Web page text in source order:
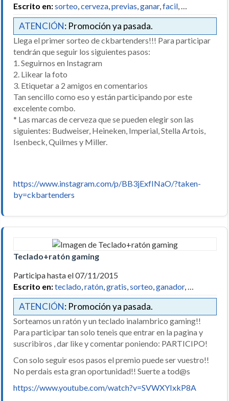
Escrito en:sorteo,cerveza,previas,ganar,facil, …
ATENCIÓN: Promoción ya pasada.
Llega el primer sorteo de ckbartenders!!! Para participar
tendrán que seguir los siguientes pasos:
1. Seguirnos en Instagram
2. Likear la foto
3. Etiquetar a 2 amigos en comentarios
Tan sencillo como eso y están participando por este
excelente combo.
* Las marcas de cerveza que se pueden elegir son las
siguientes: Budweiser, Heineken, Imperial, Stella Artois,
Isenbeck, Quilmes y Miller.
https://www.instagram.com/p/BB3jExfINaO/?taken-
by=ckbartenders
Teclado+ratón gaming
Participa hasta el 07/11/2015
Escrito en:teclado,ratón,gratis,sorteo,ganador, …
ATENCIÓN: Promoción ya pasada.
Sorteamos un ratón y un teclado inalambrico gaming!!
Para participar tan solo teneis que entrar en la pagina y
suscribiros , dar like y comentar poniendo: PARTICIPO!
Con solo seguir esos pasos el premio puede ser vuestro!!
No perdais esta gran oportunidad!! Suerte a tod@s
https://www.youtube.com/watch?v=SVWXYIxkP8A